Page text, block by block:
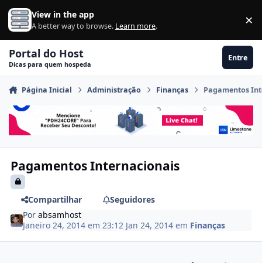
Ir para conteúdo
View in the app
A better way to browse. Learn more. ×
Portal do Host
Dicas para quem hospeda
Entre
Página Inicial Administração Finanças Pagamentos
Pagamentos Internacionais
Compartilhar
Seguidores
Porabsamhost
Janeiro 24, 2014 em 23:12 Jan 24, 2014 em Finanças